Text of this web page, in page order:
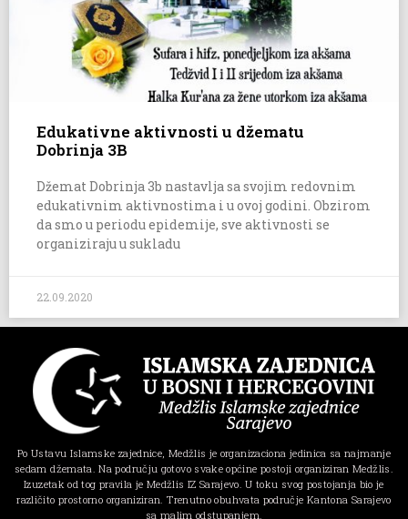
Edukativne aktivnosti u džematu
Dobrinja 3B
Džemat Dobrinja 3b nastavlja sa svojim redovnim
edukativnim aktivnostima i u ovoj godini. Obzirom
da smo u periodu epidemije, sve aktivnosti se
organiziraju u sukladu
22.09.2020
Po Ustavu Islamske zajednice, Medžlis je organizaciona jedinica sa najmanje
sedam džemata. Na području gotovo svake općine postoji organiziran Medžlis.
Izuzetak od tog pravila je Medžlis IZ Sarajevo. U toku svog postojanja bio je
različito prostorno organiziran. Trenutno obuhvata područje Kantona Sarajevo
sa malim odstupanjem.